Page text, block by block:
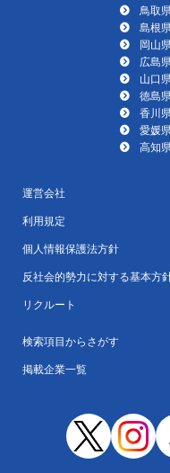
鳥取県
島根県
岡山県
広島県
山口県
徳島県
香川県
愛媛県
高知県
運営会社
利用規定
個人情報保護法方針
反社会的勢力に対する基本方
リクルート
検索項目からさがす
掲載企業一覧